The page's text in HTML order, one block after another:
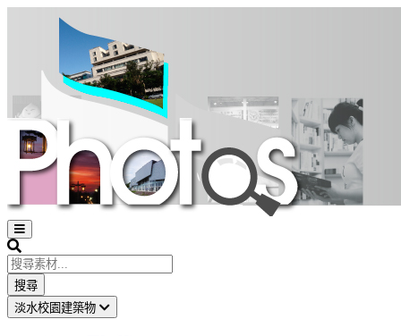
Open
sidebar
Search
搜尋
淡水校園建築物